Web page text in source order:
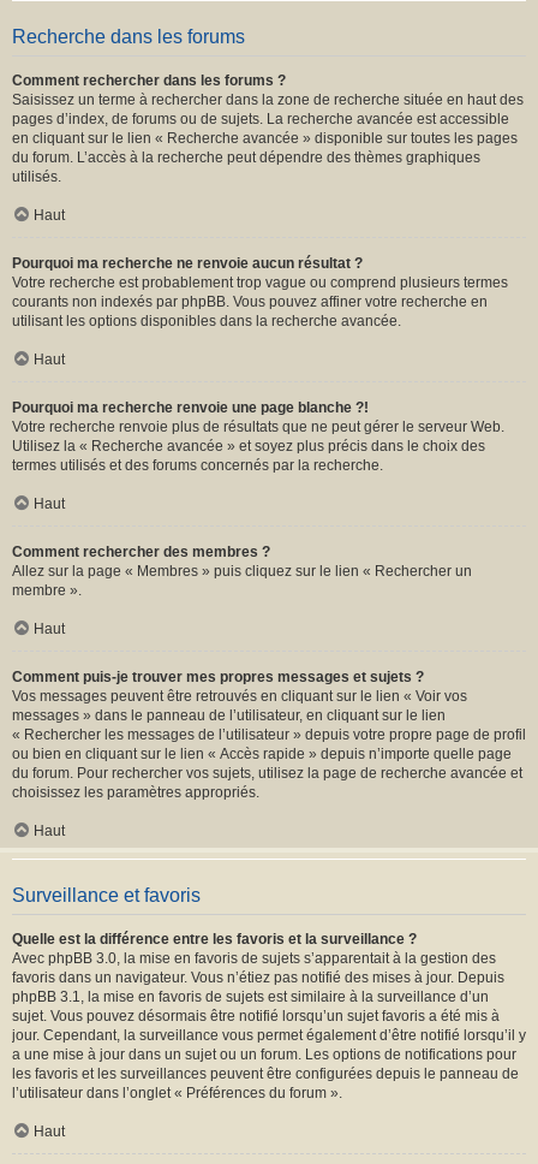
Recherche dans les forums
Comment rechercher dans les forums ?
Saisissez un terme à rechercher dans la zone de recherche située en haut des
pages d’index, de forums ou de sujets. La recherche avancée est accessible
en cliquant sur le lien « Recherche avancée » disponible sur toutes les pages
du forum. L’accès à la recherche peut dépendre des thèmes graphiques
utilisés.
Haut
Pourquoi ma recherche ne renvoie aucun résultat ?
Votre recherche est probablement trop vague ou comprend plusieurs termes
courants non indexés par phpBB. Vous pouvez affiner votre recherche en
utilisant les options disponibles dans la recherche avancée.
Haut
Pourquoi ma recherche renvoie une page blanche ?!
Votre recherche renvoie plus de résultats que ne peut gérer le serveur Web.
Utilisez la « Recherche avancée » et soyez plus précis dans le choix des
termes utilisés et des forums concernés par la recherche.
Haut
Comment rechercher des membres ?
Allez sur la page « Membres » puis cliquez sur le lien « Rechercher un
membre ».
Haut
Comment puis-je trouver mes propres messages et sujets ?
Vos messages peuvent être retrouvés en cliquant sur le lien « Voir vos
messages » dans le panneau de l’utilisateur, en cliquant sur le lien
« Rechercher les messages de l’utilisateur » depuis votre propre page de profil
ou bien en cliquant sur le lien « Accès rapide » depuis n’importe quelle page
du forum. Pour rechercher vos sujets, utilisez la page de recherche avancée et
choisissez les paramètres appropriés.
Haut
Surveillance et favoris
Quelle est la différence entre les favoris et la surveillance ?
Avec phpBB 3.0, la mise en favoris de sujets s’apparentait à la gestion des
favoris dans un navigateur. Vous n’étiez pas notifié des mises à jour. Depuis
phpBB 3.1, la mise en favoris de sujets est similaire à la surveillance d’un
sujet. Vous pouvez désormais être notifié lorsqu’un sujet favoris a été mis à
jour. Cependant, la surveillance vous permet également d’être notifié lorsqu’il y
a une mise à jour dans un sujet ou un forum. Les options de notifications pour
les favoris et les surveillances peuvent être configurées depuis le panneau de
l’utilisateur dans l’onglet « Préférences du forum ».
Haut